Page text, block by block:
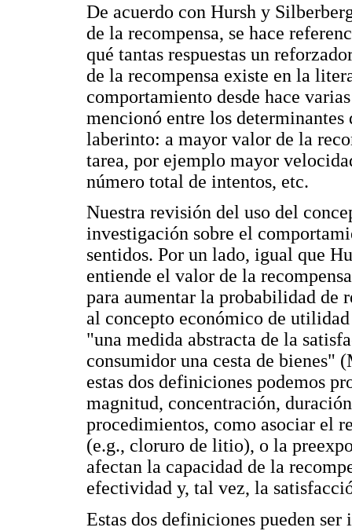
De acuerdo con Hursh y
de la recompensa, se hace
qué tantas respuestas un
de la recompensa existe en la
comportamiento desde hace
mencionó entre los
laberinto: a mayor valor de la
tarea, por ejemplo mayor
número total de intentos, etc.
Nuestra revisión del uso del
investigación sobre el
sentidos. Por un lado, igual que
entiende el valor de la
para aumentar la probabilidad de
al concepto económico de
"una medida abstracta de la
consumidor una cesta de bienes"
estas dos definiciones podemos
magnitud, concentración,
procedimientos, como asociar el
(e.g., cloruro de litio), o la
afectan la capacidad de la
efectividad y, tal vez, la
Estas dos definiciones pueden